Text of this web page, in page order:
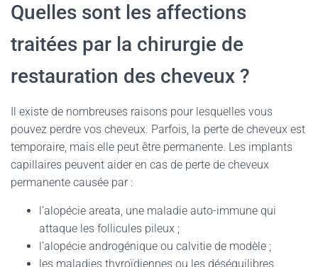
Quelles sont les affections
traitées par la chirurgie de
restauration des cheveux ?
Il existe de nombreuses raisons pour lesquelles vous
pouvez perdre vos cheveux. Parfois, la perte de cheveux est
temporaire, mais elle peut être permanente. Les implants
capillaires peuvent aider en cas de perte de cheveux
permanente causée par :
l’alopécie areata, une maladie auto-immune qui
attaque les follicules pileux ;
l’alopécie androgénique ou calvitie de modèle ;
les maladies thyroïdiennes ou les déséquilibres